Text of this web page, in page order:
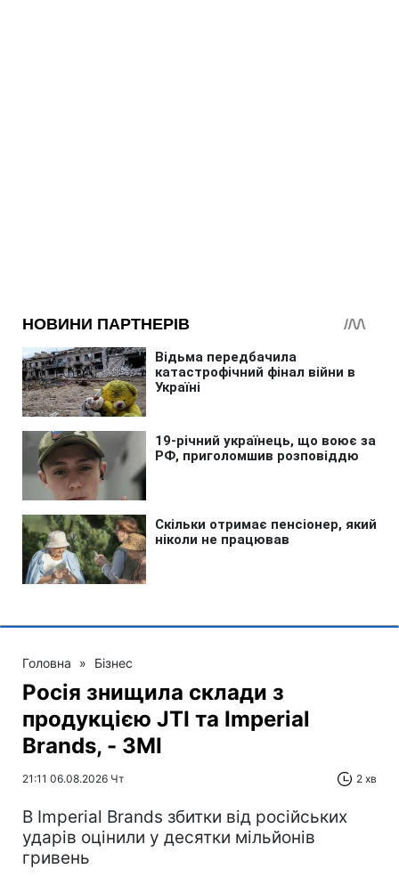
Головна » Бізнес
Росія знищила склади з
продукцією JTI та Imperial
Brands, - ЗМІ
21:11 06.08.2026 Чт 2 хв
В Imperial Brands збитки від російських
ударів оцінили у десятки мільйонів
гривень